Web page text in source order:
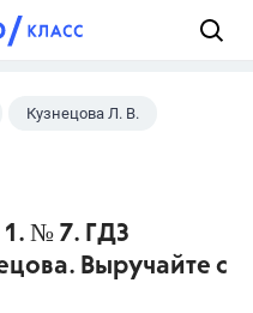
Кузнецова Л. В.
1. № 7. ГДЗ
Выручайте с